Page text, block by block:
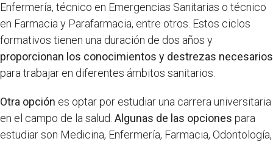
Enfermería, técnico en Emergencias Sanitarias o técnico
en Farmacia y Parafarmacia, entre otros. Estos ciclos
formativos tienen una duración de dos años y
proporcionan los conocimientos y destrezas necesarios
para trabajar en diferentes ámbitos sanitarios.
Otra opción es optar por estudiar una carrera universitaria
en el campo de la salud. Algunas de las opciones para
estudiar son Medicina, Enfermería, Farmacia, Odontología,